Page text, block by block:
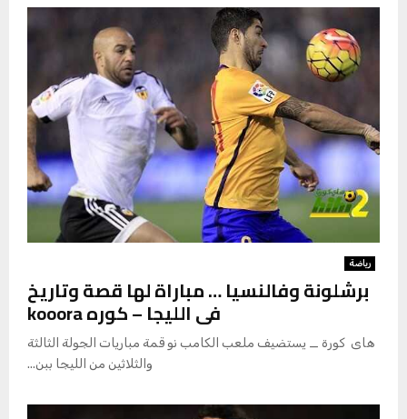
رياضة
برشلونة وفالنسيا … مباراة لها قصة وتاريخ
فى الليجا – كوره kooora
هاى كورة _ يستضيف ملعب الكامب نو قمة مباريات الجولة الثالثة
والثلاثين من الليجا ببن...